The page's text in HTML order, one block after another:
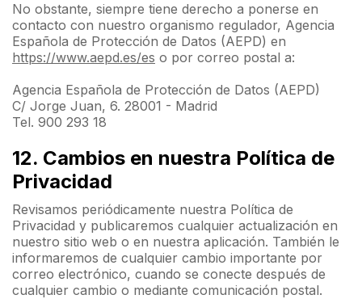
No obstante, siempre tiene derecho a ponerse en
contacto con nuestro organismo regulador, Agencia
Española de Protección de Datos (AEPD) en
https://www.aepd.es/es o por correo postal a:
Agencia Española de Protección de Datos (AEPD)
C/ Jorge Juan, 6. 28001 - Madrid
Tel. 900 293 18
12. Cambios en nuestra Política de
Privacidad
Revisamos periódicamente nuestra Política de
Privacidad y publicaremos cualquier actualización en
nuestro sitio web o en nuestra aplicación. También le
informaremos de cualquier cambio importante por
correo electrónico, cuando se conecte después de
cualquier cambio o mediante comunicación postal.